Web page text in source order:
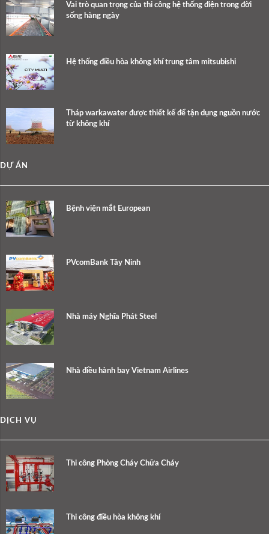
Vai trò quan trọng của thi công hệ thống điện trong đời
sống hàng ngày
Hệ thống điều hòa không khí trung tâm mitsubishi
Tháp warkawater được thiết kế để tận dụng nguồn nước
từ không khí
DỰ ÁN
Bệnh viện mắt European
PVcomBank Tây Ninh
Nhà máy Nghĩa Phát Steel
Nhà điều hành bay Vietnam Airlines
DỊCH VỤ
Thi công Phòng Cháy Chữa Cháy
Thi công điều hòa không khí